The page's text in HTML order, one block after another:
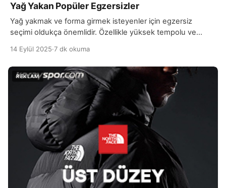
Yağ Yakan Popüler Egzersizler
Yağ yakmak ve forma girmek isteyenler için egzersiz
seçimi oldukça önemlidir. Özellikle yüksek tempolu ve
için etkili yöntemler sunar. Bu noktada en popüler yağ
yakan egzersizlerin başında HIIT (Yüksek Yoğunluklu
Aralıklı Antrenman) gelir. Kısa sürede yüksek tempolu
egzersizlerin yapılmasıyla kalp atış hızı artar ve
metabolizma hızlanır. Bu da […]
14 Eylül 2025·7 dk okuma